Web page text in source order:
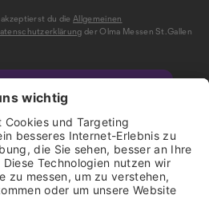
du dieAllgemeinen
der Olma Messen St.Gallen